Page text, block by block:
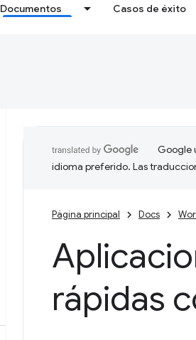
Documentos Casos de éxito
Google
idioma preferido. Las
Página principal Docs
rápidas